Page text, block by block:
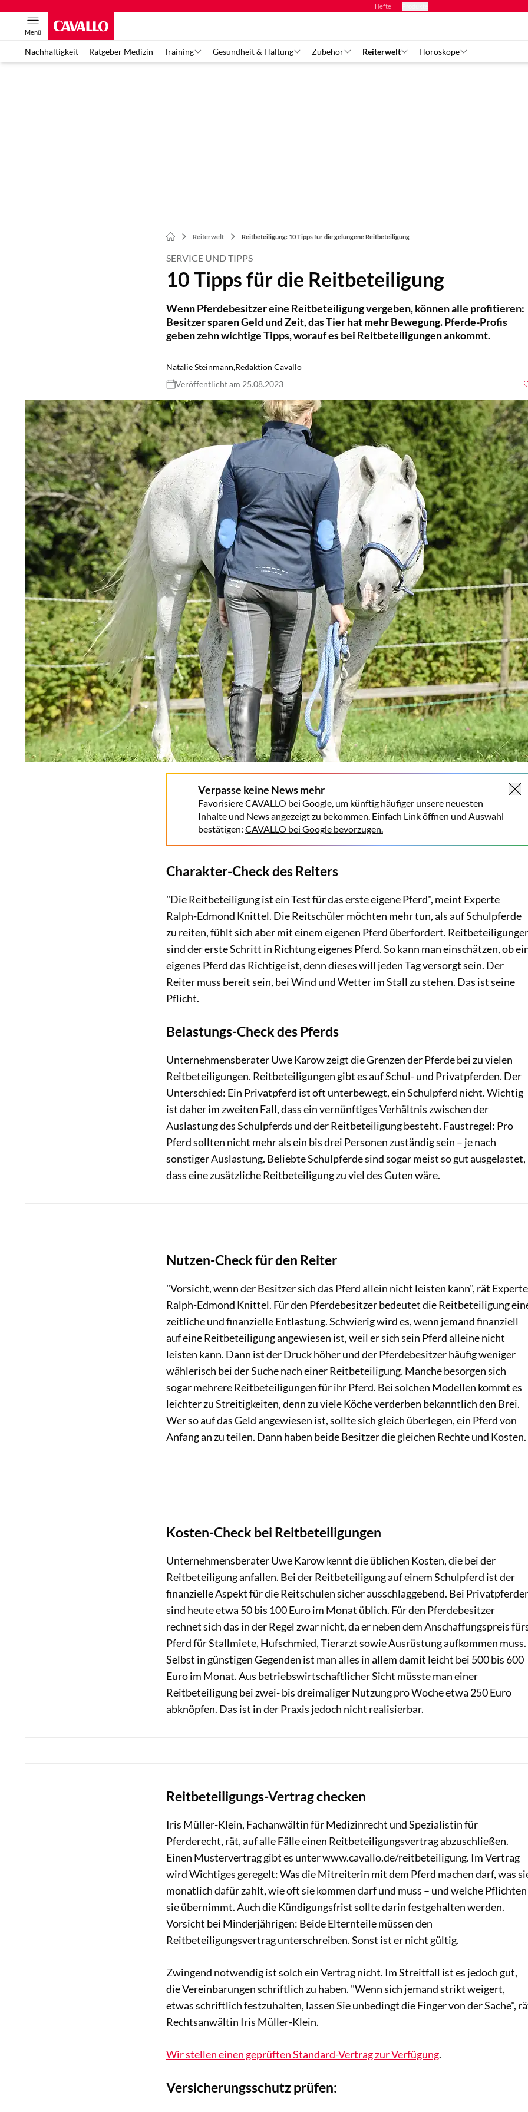
Hefte
Menü
Nachhaltigkeit Ratgeber Medizin Training Gesundheit & Haltung Zubehör Reiterwelt Horoskope
Reiterwelt Reitbeteiligung: 10 Tipps für die gelungene Reitbeteiligung
SERVICE UND TIPPS
10 Tipps für die Reitbeteiligung
Wenn Pferdebesitzer eine Reitbeteiligung vergeben, können alle profitieren:
Besitzer sparen Geld und Zeit, das Tier hat mehr Bewegung. Pferde-Profis
geben zehn wichtige Tipps, worauf es bei Reitbeteiligungen ankommt.
Natalie Steinmann,Redaktion Cavallo
Veröffentlicht am 25.08.2023
Verpasse keine News mehr
Favorisiere CAVALLO bei Google, um künftig häufiger unsere neuesten
Inhalte und News angezeigt zu bekommen. Einfach Link öffnen und Auswahl
bestätigen: CAVALLO bei Google bevorzugen.
Charakter-Check des Reiters
"Die Reitbeteiligung ist ein Test für das erste eigene Pferd", meint Experte
Ralph-Edmond Knittel. Die Reitschüler möchten mehr tun, als auf Schulpferde
zu reiten, fühlt sich aber mit einem eigenen Pferd überfordert.
sind der erste Schritt in Richtung eigenes Pferd. So kann man einschätzen, ob
eigenes Pferd das Richtige ist, denn dieses will jeden Tag versorgt sein. Der
Reiter muss bereit sein, bei Wind und Wetter im Stall zu stehen. Das ist seine
Pflicht.
Belastungs-Check des Pferds
Unternehmensberater Uwe Karow zeigt die Grenzen der Pferde bei zu vielen
Reitbeteiligungen. Reitbeteiligungen gibt es auf Schul- und Privatpferden. Der
Unterschied: Ein Privatpferd ist oft unterbewegt, ein Schulpferd nicht. Wichtig
ist daher im zweiten Fall, dass ein vernünftiges Verhältnis zwischen der
Auslastung des Schulpferds und der Reitbeteiligung besteht. Faustregel: Pro
Pferd sollten nicht mehr als ein bis drei Personen zuständig sein – je nach
sonstiger Auslastung. Beliebte Schulpferde sind sogar meist so gut ausgelastet,
dass eine zusätzliche Reitbeteiligung zu viel des Guten wäre.
Nutzen-Check für den Reiter
"Vorsicht, wenn der Besitzer sich das Pferd allein nicht leisten kann", rät Experte
Ralph-Edmond Knittel. Für den Pferdebesitzer bedeutet die Reitbeteiligung
zeitliche und finanzielle Entlastung. Schwierig wird es, wenn jemand finanziell
auf eine Reitbeteiligung angewiesen ist, weil er sich sein Pferd alleine nicht
leisten kann. Dann ist der Druck höher und der Pferdebesitzer häufig weniger
wählerisch bei der Suche nach einer Reitbeteiligung. Manche besorgen sich
sogar mehrere Reitbeteiligungen für ihr Pferd. Bei solchen Modellen kommt es
leichter zu Streitigkeiten, denn zu viele Köche verderben bekanntlich den Brei.
Wer so auf das Geld angewiesen ist, sollte sich gleich überlegen, ein Pferd von
Anfang an zu teilen. Dann haben beide Besitzer die gleichen Rechte und Kosten.
Kosten-Check bei Reitbeteiligungen
Unternehmensberater Uwe Karow kennt die üblichen Kosten, die bei der
Reitbeteiligung anfallen. Bei der Reitbeteiligung auf einem Schulpferd ist der
finanzielle Aspekt für die Reitschulen sicher ausschlaggebend. Bei
sind heute etwa 50 bis 100 Euro im Monat üblich. Für den Pferdebesitzer
rechnet sich das in der Regel zwar nicht, da er neben dem Anschaffungspreis
Pferd für Stallmiete, Hufschmied, Tierarzt sowie Ausrüstung aufkommen muss.
Selbst in günstigen Gegenden ist man alles in allem damit leicht bei 500 bis 600
Euro im Monat. Aus betriebswirtschaftlicher Sicht müsste man einer
Reitbeteiligung bei zwei- bis dreimaliger Nutzung pro Woche etwa 250 Euro
abknöpfen. Das ist in der Praxis jedoch nicht realisierbar.
Reitbeteiligungs-Vertrag checken
Iris Müller-Klein, Fachanwältin für Medizinrecht und Spezialistin für
Pferderecht, rät, auf alle Fälle einen Reitbeteiligungsvertrag abzuschließen.
Einen Mustervertrag gibt es unter www.cavallo.de/reitbeteiligung. Im Vertrag
wird Wichtiges geregelt: Was die Mitreiterin mit dem Pferd machen darf, was
monatlich dafür zahlt, wie oft sie kommen darf und muss – und welche Pflichten
sie übernimmt. Auch die Kündigungsfrist sollte darin festgehalten werden.
Vorsicht bei Minderjährigen: Beide Elternteile müssen den
Reitbeteiligungsvertrag unterschreiben. Sonst ist er nicht gültig.
Zwingend notwendig ist solch ein Vertrag nicht. Im Streitfall ist es jedoch gut,
die Vereinbarungen schriftlich zu haben. "Wenn sich jemand strikt weigert,
etwas schriftlich festzuhalten, lassen Sie unbedingt die Finger von der Sache",
Rechtsanwältin Iris Müller-Klein.
Wir stellen einen geprüften Standard-Vertrag zur Verfügung.
Versicherungsschutz prüfen: